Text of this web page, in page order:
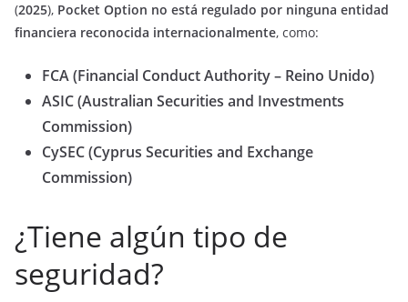
(2025), Pocket Option no está regulado por ninguna entidad
financiera reconocida internacionalmente, como:
FCA (Financial Conduct Authority – Reino Unido)
ASIC (Australian Securities and Investments
Commission)
CySEC (Cyprus Securities and Exchange
Commission)
¿Tiene algún tipo de
seguridad?